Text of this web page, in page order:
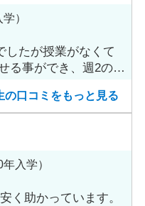
）
したが授業がなくて
る事ができ、週2のコ
の口コミをもっと見る
年入学）
く助かっています。